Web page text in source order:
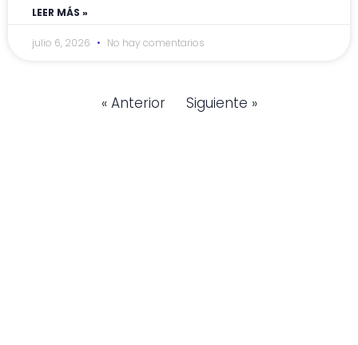
LEER MÁS »
julio 6, 2026 No hay comentarios
« Anterior Siguiente »